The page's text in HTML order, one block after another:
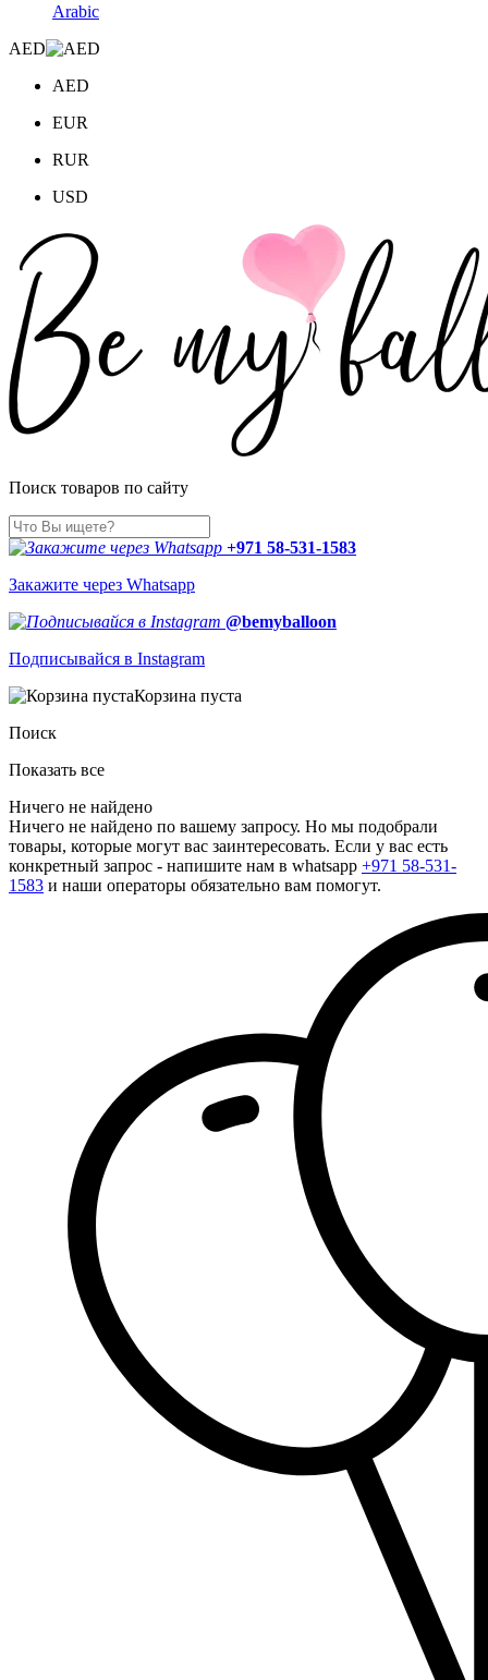
Arabic
AED
AED
EUR
RUR
USD
Поиск товаров по сайту
+971 58-531-1583
Закажите через Whatsapp
@bemyballoon
Подписывайся в Instagram
Корзина пуста
Поиск
Показать все
Ничего не найдено
Ничего не найдено по вашему запросу. Но мы подобрали
товары, которые могут вас заинтересовать. Если у вас есть
конкретный запрос - напишите нам в whatsapp +971 58-531-
1583 и наши операторы обязательно вам помогут.